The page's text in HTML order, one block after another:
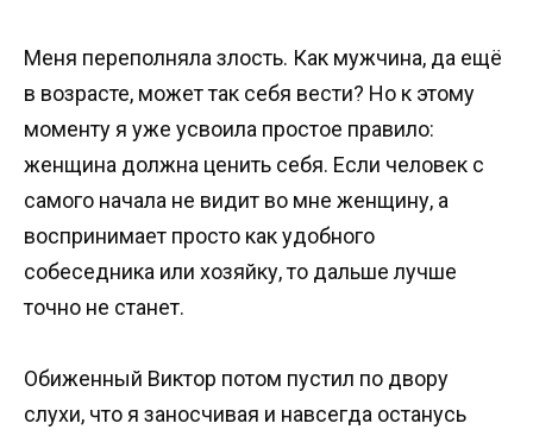
Меня переполняла злость. Как мужчина, да ещё
в возрасте, может так себя вести? Но к этому
моменту я уже усвоила простое правило:
женщина должна ценить себя. Если человек с
самого начала не видит во мне женщину, а
воспринимает просто как удобного
собеседника или хозяйку, то дальше лучше
точно не станет.
Обиженный Виктор потом пустил по двору
слухи, что я заносчивая и навсегда останусь